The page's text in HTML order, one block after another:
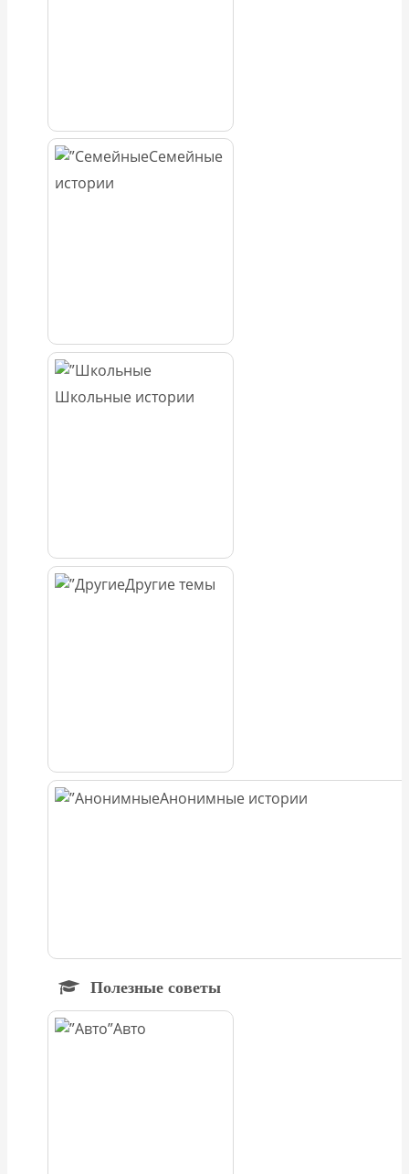
Семейные
истории
Школьные истории
Другие темы
Анонимные истории
Полезные советы
Авто